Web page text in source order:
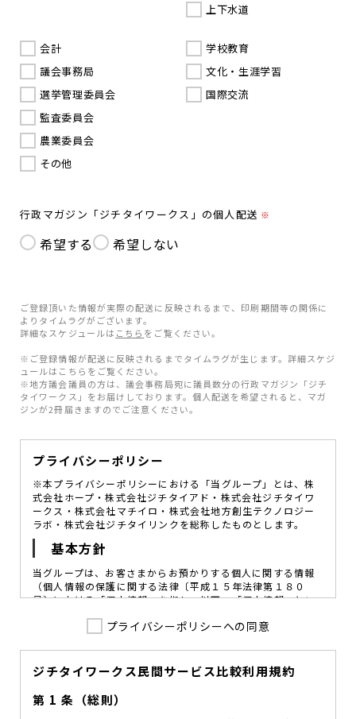
上下水道
会計
議会事務局
選挙管理委員会
監査委員会
農業委員会
その他
学校教育
文化・生涯学習
国際交流
行政マガジン「ジチタイワークス」の個人配送 ※
希望する 希望しない
ご登録頂いた情報が実際の配送に反映されるまで、印刷期間等の関係に
よりタイムラグがございます。
詳細なスケジュールは こちら をご覧ください。
※ご登録情報が配送に反映されるまでタイムラグが生じます。詳細スケジ
ュールはこちらをご覧ください。
※地方議会議員の方は、議会事務局宛に議員数分の行政マガジン「ジチ
タイワークス」をお届けしております。個人配送を希望されると、マガ
ジンが2冊届きますのでご注意ください。
プライバシーポリシー
※本プライバシーポリシーにおける「当グループ」とは、株
式会社ホープ・株式会社ジチタイアド・株式会社ジチタイワ
ークス・株式会社マチイロ・株式会社地方創生テクノロジー
ラボ・株式会社ジチタイリンクを総称したものとします。
基本方針
当グループは、お客さまからお預かりする個人に関する情報
（個人情報の保護に関する法律〔平成１５年法律第１８０
号〕における「個人情報」を指し、以下、「個人情報」とい
図ることが、重要な社会的責務であると考えております。
を定め、役員及び従業員に個人情報保護の重要性の認識と取
組みを徹底させることによって、個人情報の適切な取り扱い
に努めてまいります。
プライバシーポリシーへの同意
ジチタイワークス民間サービス比較利用規約
第 1 条（総則）